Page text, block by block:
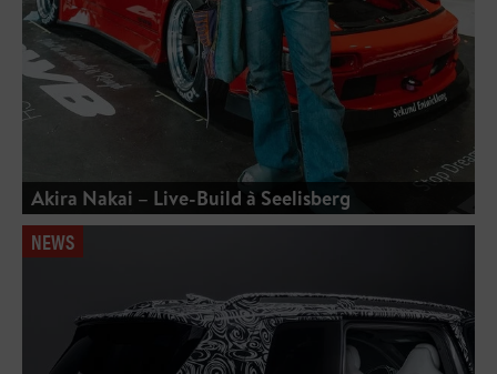
Akira Nakai – Live-Build à Seelisberg
NEWS